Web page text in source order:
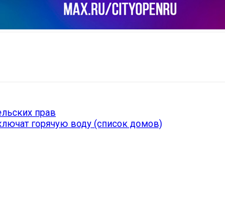
прав
горячую воду (список домов)